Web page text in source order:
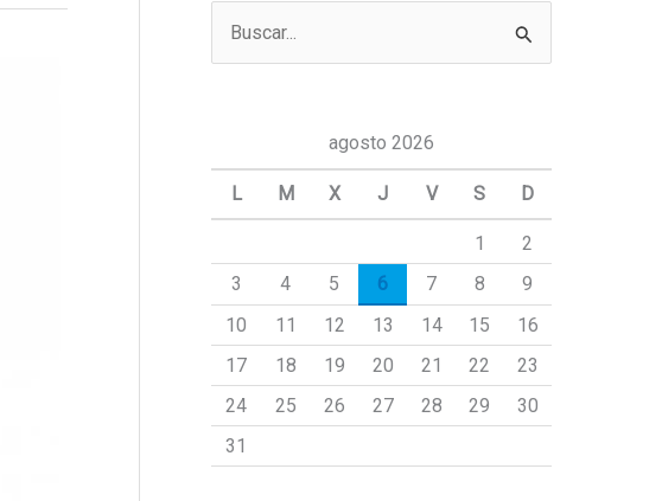
a
agosto 2026
L M X J V S D
1
2
3
4 5 6 7 8
9
10
11 12 13 14 15
16
17
18 19 20 21 22
23
24
25 26 27 28 29
30
31